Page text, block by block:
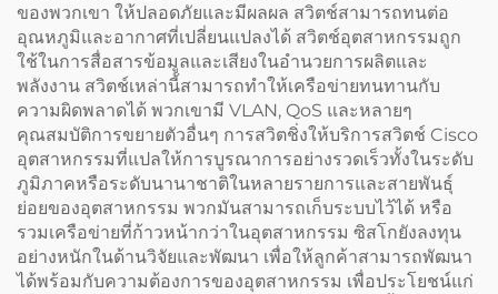
ของพวกเขา ให้ปลอดภัยและมีผลผล สวิตช์สามารถทนต่อ
อุณหภูมิและอากาศที่เปลี่ยนแปลงได้ สวิตช์อุตสาหกรรมถูก
ใช้ในการสื่อสารข้อมูลและเสียงในอํานวยการผลิตและ
พลังงาน สวิตช์เหล่านี้สามารถทําให้เครือข่ายทนทานกับ
ความผิดพลาดได้ พวกเขามี VLAN, QoS และหลายๆ
คุณสมบัติการขยายตัวอื่นๆ การสวิตชิ่งให้บริการสวิตช์ Cisco
อุตสาหกรรมที่แปลให้การบูรณาการอย่างรวดเร็วทั้งในระดับ
ภูมิภาคหรือระดับนานาชาติในหลายรายการและสายพันธุ์
ย่อยของอุตสาหกรรม พวกมันสามารถเก็บระบบไว้ได้ หรือ
รวมเครือข่ายที่ก้าวหน้ากว่าในอุตสาหกรรม ซิสโกยังลงทุน
อย่างหนักในด้านวิจัยและพัฒนา เพื่อให้ลูกค้าสามารถพัฒนา
ได้พร้อมกับความต้องการของอุตสาหกรรม เพื่อประโยชน์แก่